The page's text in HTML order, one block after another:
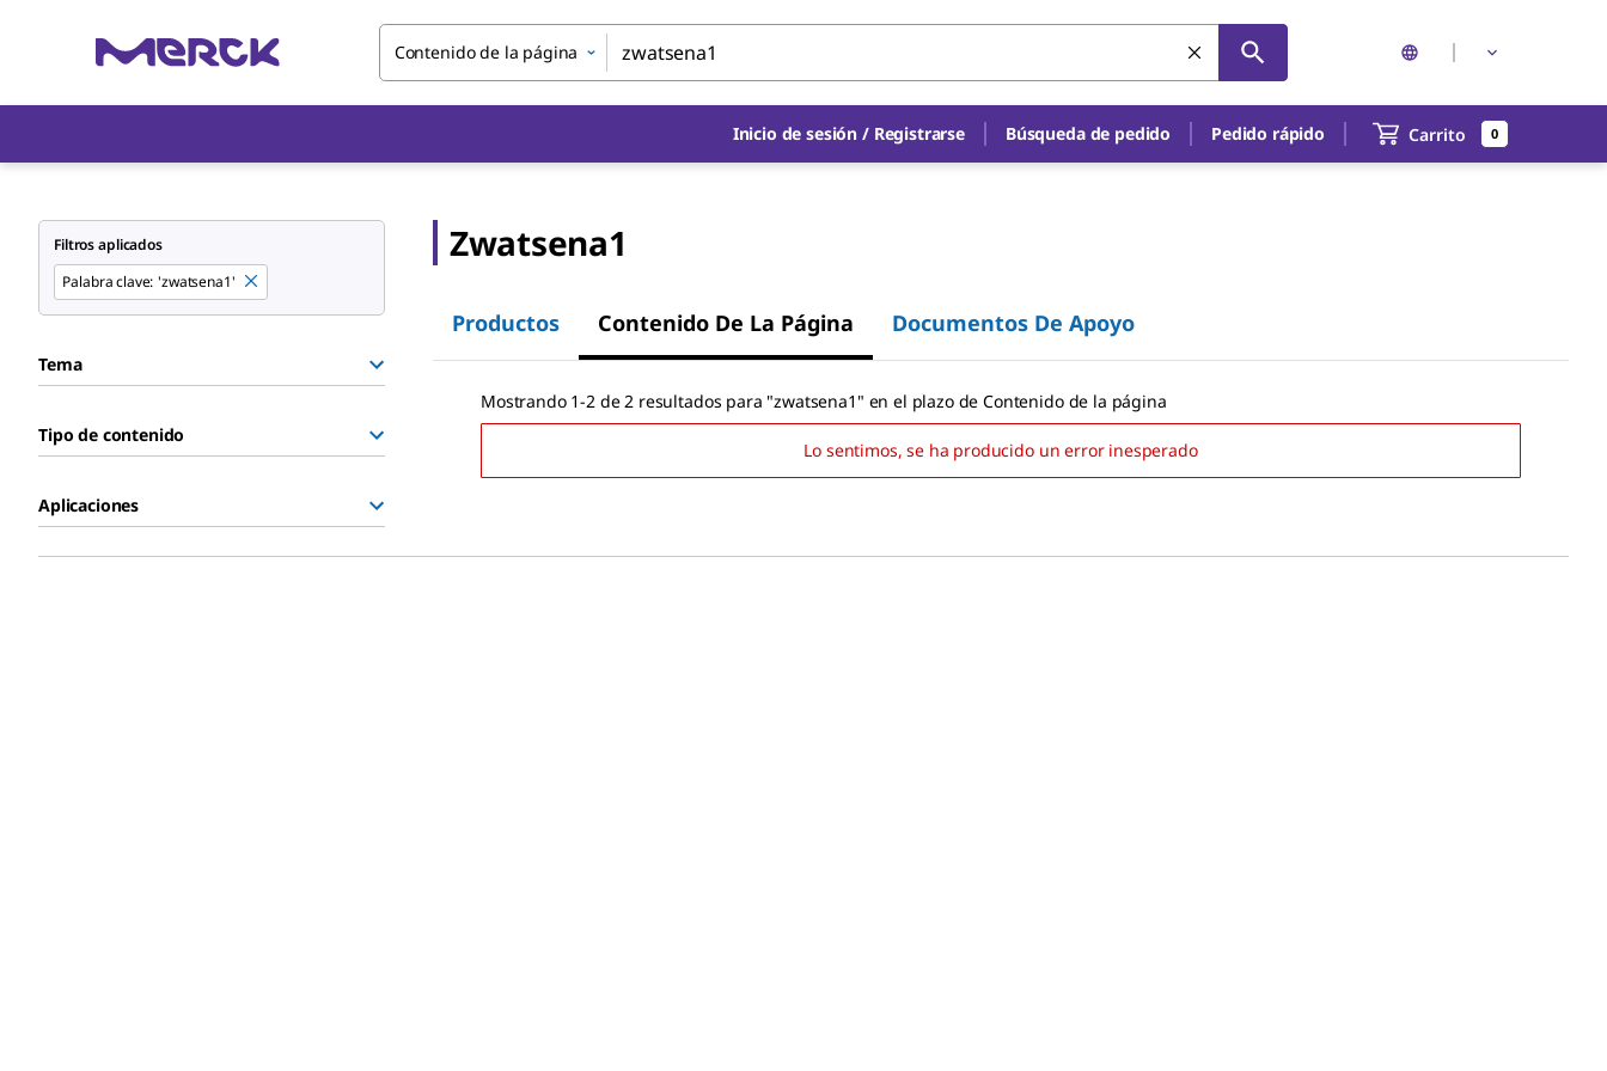
Contenido de la página
Inicio de sesión / Registrarse Búsqueda de pedido Pedido rápido Carrito 0
Filtros aplicados
Palabra clave: 'zwatsena1'
Tema
Tipo de contenido
Aplicaciones
Zwatsena1
Productos Contenido De La Página Documentos De Apoyo
Mostrando 1-2 de 2 resultados para "zwatsena1 " en el plazo de Contenido de la página
Lo sentimos, se ha producido un error inesperado